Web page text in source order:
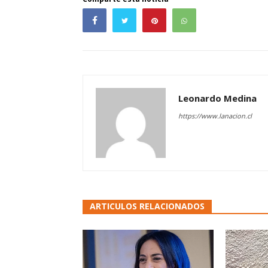
Leonardo Medina
https://www.lanacion.cl
ARTICULOS RELACIONADOS